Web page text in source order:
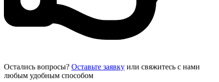
Остались вопросы? Оставьте заявку или свяжитесь с нами
любым удобным способом